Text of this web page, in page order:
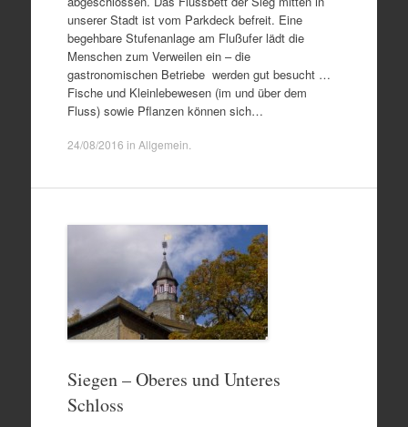
unserer Stadt ist vom Parkdeck befreit. Eine
begehbare Stufenanlage am Flußufer lädt die
Menschen zum Verweilen ein – die
gastronomischen Betriebe werden gut besucht …
Fische und Kleinlebewesen (im und über dem
Fluss) sowie Pflanzen können sich…
24/08/2016 in Allgemein
Siegen – Oberes und Unteres
Schloss